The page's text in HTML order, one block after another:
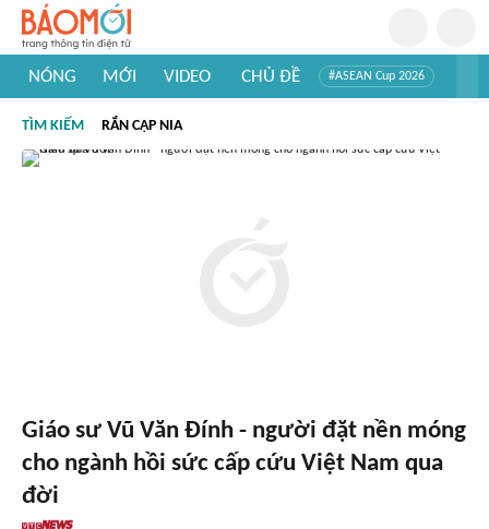
NÓNG MỚI VIDEO CHỦ ĐỀ #ASEAN Cup 2026
#Khám phá thế giới
TÌM KIẾM RẮN CẠP NIA
Giáo sư Vũ Văn Đính - người đặt nền móng
cho ngành hồi sức cấp cứu Việt Nam qua
đời